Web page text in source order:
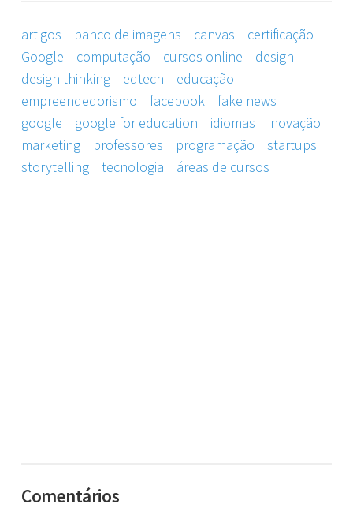
artigos banco de imagens canvas
certificação
Google
computação cursos online
design
design thinking
edtech
educação
empreendedorismo
facebook
fake news
google
google for education idiomas
inovação
marketing
professores programação
startups
storytelling
tecnologia áreas de cursos
Comentários